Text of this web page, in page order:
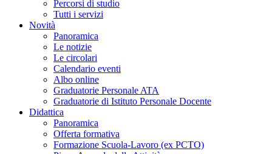
Percorsi di studio
Tutti i servizi
Novità
Panoramica
Le notizie
Le circolari
Calendario eventi
Albo online
Graduatorie Personale ATA
Graduatorie di Istituto Personale Docente
Didattica
Panoramica
Offerta formativa
Formazione Scuola-Lavoro (ex PCTO)